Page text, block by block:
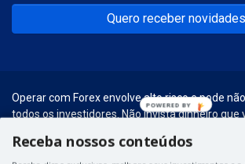
Quero receber novidades
Operar com Forex envolve alto risco e pode
todos os investidores. Não invista dinheiro que
realizar esse tipo de investimentos.
Receba nossos conteúdos
POWERED BY